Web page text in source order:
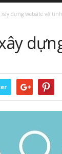
xây dựng website vệ tinh